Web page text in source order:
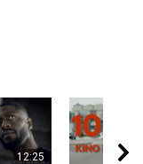
12:25